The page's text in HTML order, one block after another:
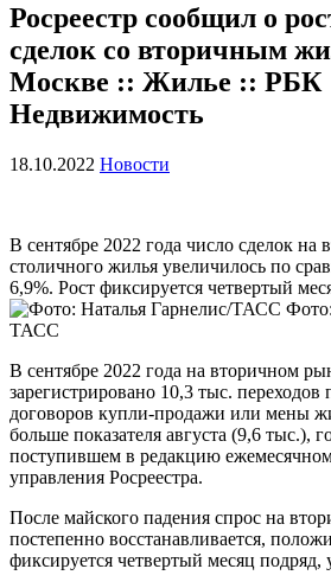
Росреестр сообщил о
сделок со вторичным
Москве :: Жилье :: РБК
Недвижимость
18.10.2022 Новости
В сентябре 2022 года число сделок на
столичного жилья увеличилось по
6,9%. Рост фиксируется четвертый
ТАСС
В сентябре 2022 года на вторичном
зарегистрировано 10,3 тыс. переходов
договоров купли-продажи или мены
больше показателя августа (9,6 тыс.),
поступившем в редакцию
управления Росреестра.
После майского падения спрос на
постепенно восстанавливается,
фиксируется четвертый месяц подряд,